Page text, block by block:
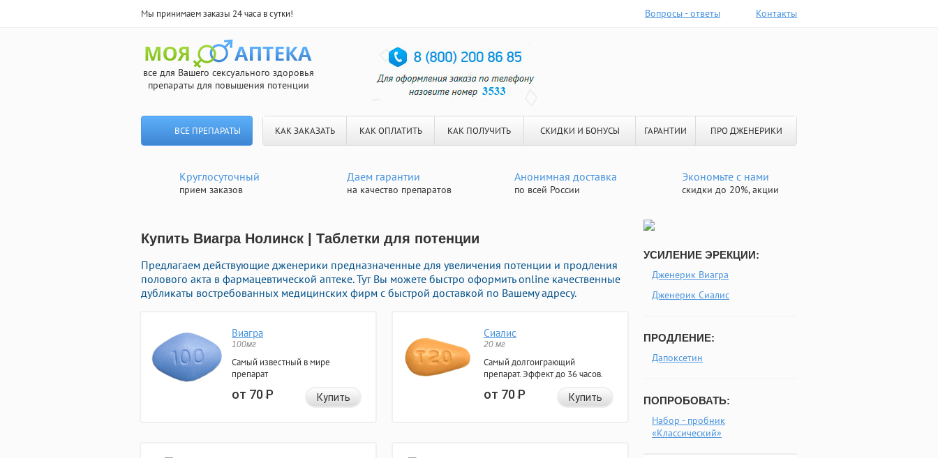
Мы принимаем заказы 24 часа в сутки! Вопросы - ответы Контакты
все для Вашего сексуального здоровья
препараты для повышения потенции
ВСЕ ПРЕПАРАТЫ КАК ЗАКАЗАТЬ КАК ОПЛАТИТЬ КАК ПОЛУЧИТЬ СКИДКИ И БОНУСЫ ГАРАНТИИ ПРО ДЖЕНЕРИКИ
Круглосуточный
прием заказов
Даем гарантии
на качество препаратов
Анонимная доставка
по всей России
Экономьте с нами
скидки до 20%, акции
Купить Виагра Нолинск | Таблетки для потенции
Предлагаем действующие дженерики предназначенные для увеличения потенции и продления
полового акта в фармацевтической аптеке. Тут Вы можете быстро оформить online качественные
дубликаты востребованных медицинских фирм с быстрой доставкой по Вашему адресу.
Виагра
100мг
Самый известный в мире
препарат
от 70Р Купить
Сиалис
20 мг
Самый долгоиграющий
препарат. Эффект до 36 часов.
от 70Р Купить
УСИЛЕНИЕ ЭРЕКЦИИ:
Дженерик Виагра
Дженерик Сиалис
ПРОДЛЕНИЕ:
Дапоксетин
ПОПРОБОВАТЬ:
Набор - пробник
«Классический»